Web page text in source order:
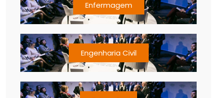
Enfermagem
Engenharia Civil